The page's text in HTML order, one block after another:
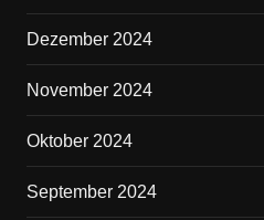
Dezember 2024
November 2024
Oktober 2024
September 2024